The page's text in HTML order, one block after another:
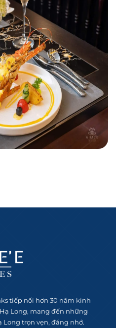
tiếp nối hơn 30 năm kinh
Long, mang đến những
trọn vẹn, đáng nhớ.